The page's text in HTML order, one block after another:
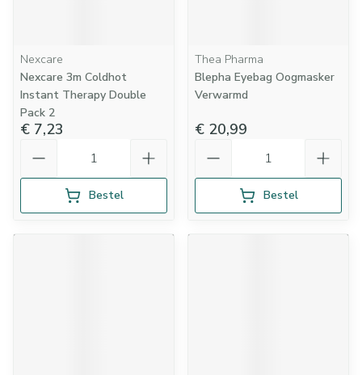
Nexcare
Nexcare 3m Coldhot
Instant Therapy Double
Pack 2
€ 7,23
Bestel
Thea Pharma
Blepha Eyebag Oogmasker
Verwarmd
€ 20,99
Bestel